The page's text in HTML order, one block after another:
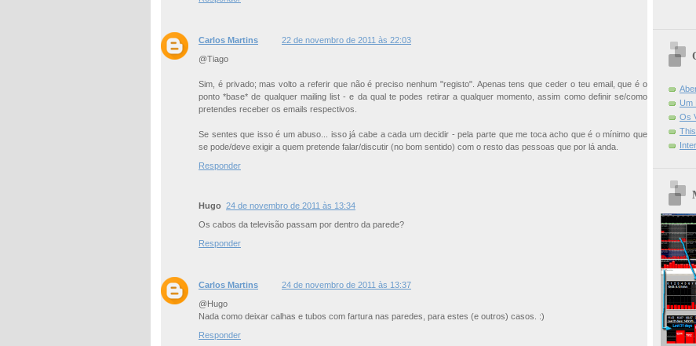
Carlos Martins
22 de novembro de 2011 às 22:03
@Tiago
Sim, é privado; mas volto a referir que não é preciso nenhum "registo". Apenas tens que ceder o teu email, que é o
ponto *base* de qualquer mailing list - e da qual te podes retirar a qualquer momento, assim como definir se/como
pretendes receber os emails respectivos.
Se sentes que isso é um abuso... isso já cabe a cada um decidir - pela parte que me toca acho que é o mínimo que
se pode/deve exigir a quem pretende falar/discutir (no bom sentido) com o resto das pessoas que por lá anda.
Responder
Hugo 24 de novembro de 2011 às 13:34
Os cabos da televisão passam por dentro da parede?
Responder
Carlos Martins
24 de novembro de 2011 às 13:37
@Hugo
Nada como deixar calhas e tubos com fartura nas paredes, para estes (e outros) casos. :)
Responder
Um
Os